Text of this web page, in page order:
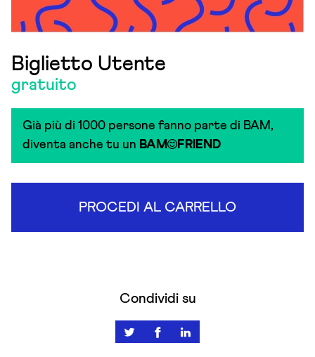
Biglietto Utente
gratuito
Già più di 1000 persone fanno parte di BAM,
diventa anche tu un BAM FRIEND
PROCEDI AL CARRELLO
Condividi su